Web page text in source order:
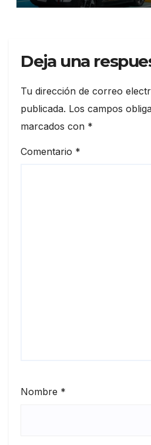
durante julio
Deja una
Tu dirección de correo
publicada. Los campos
marcados con *
Comentario *
Nombre *